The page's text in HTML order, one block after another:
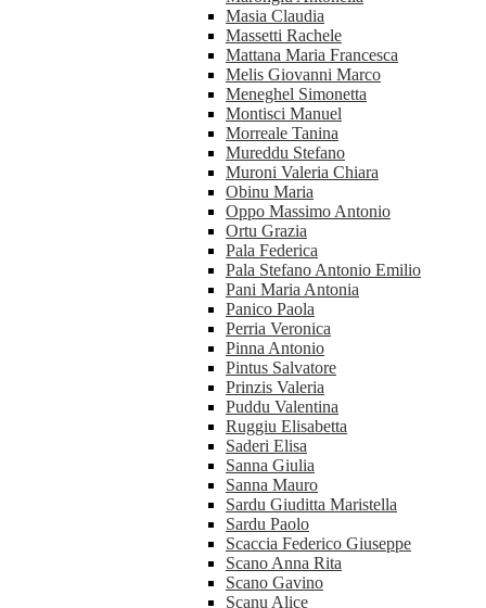
Masia Claudia
Massetti Rachele
Mattana Maria Francesca
Melis Giovanni Marco
Meneghel Simonetta
Montisci Manuel
Morreale Tanina
Mureddu Stefano
Muroni Valeria Chiara
Obinu Maria
Oppo Massimo Antonio
Ortu Grazia
Pala Federica
Pala Stefano Antonio Emilio
Pani Maria Antonia
Panico Paola
Perria Veronica
Pinna Antonio
Pintus Salvatore
Prinzis Valeria
Puddu Valentina
Ruggiu Elisabetta
Saderi Elisa
Sanna Giulia
Sanna Mauro
Sardu Giuditta Maristella
Sardu Paolo
Scaccia Federico Giuseppe
Scano Anna Rita
Scano Gavino
Scanu Alice